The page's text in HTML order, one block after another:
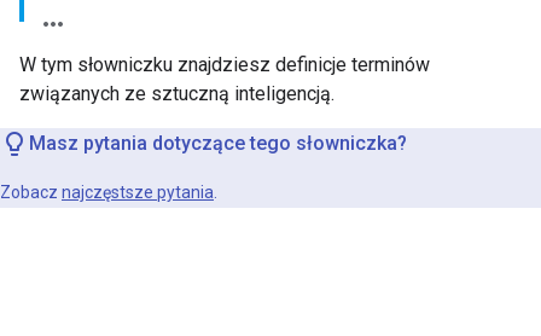
W tym słowniczku znajdziesz definicje terminów
związanych ze sztuczną inteligencją.
Masz pytania dotyczące tego słowniczka?
Zobacz najczęstsze pytania